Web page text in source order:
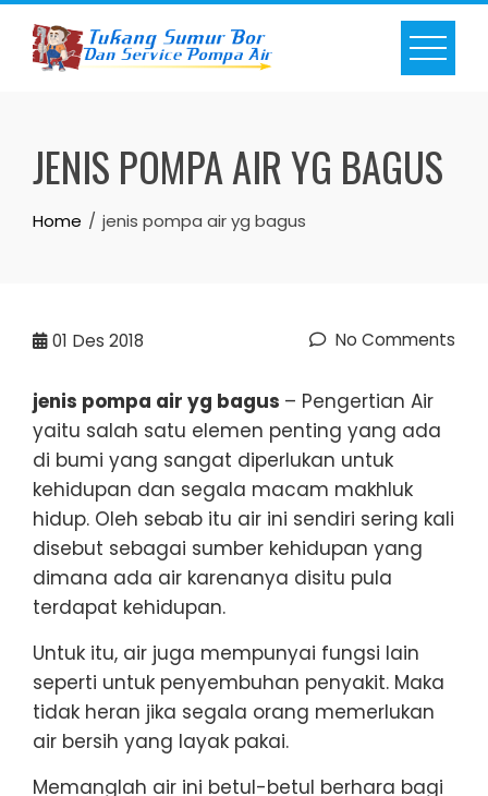
Skip
content
JENIS POMPA AIR YG BAGUS
Home jenis pompa air yg bagus
01 Des 2018 No Comments
jenis pompa air yg bagus – Pengertian Air
yaitu salah satu elemen penting yang ada
di bumi yang sangat diperlukan untuk
kehidupan dan segala macam makhluk
hidup. Oleh sebab itu air ini sendiri sering kali
disebut sebagai sumber kehidupan yang
dimana ada air karenanya disitu pula
terdapat kehidupan.
Untuk itu, air juga mempunyai fungsi lain
seperti untuk penyembuhan penyakit. Maka
tidak heran jika segala orang memerlukan
air bersih yang layak pakai.
Memanglah air ini betul-betul berhara bagi